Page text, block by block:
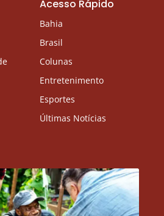
Acesso Rápido
Bahia
Brasil
Colunas
Entretenimento
Esportes
Últimas Notícias